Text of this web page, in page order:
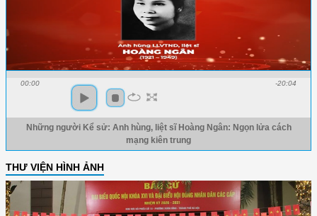
00:00 -20:04
Những người Kể sử: Anh hùng, liệt sĩ Hoàng Ngân: Ngọn lửa cách
mạng kiên trung
THƯ VIỆN HÌNH ẢNH